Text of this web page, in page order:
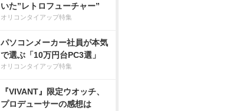
いた”レトロフューチャー”
オリコンタイアップ特集
パソコンメーカー社員が本気
で選ぶ「10万円台PC3選」
オリコンタイアップ特集
『VIVANT』限定ウオッチ、
プロデューサーの感想は